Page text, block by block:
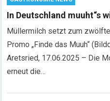
In Deutschland muuht“s
Müllermilch setzt zum
Promo „Finde das Muuh“
Aretsried, 17.06.2025 – Die
erneut die…